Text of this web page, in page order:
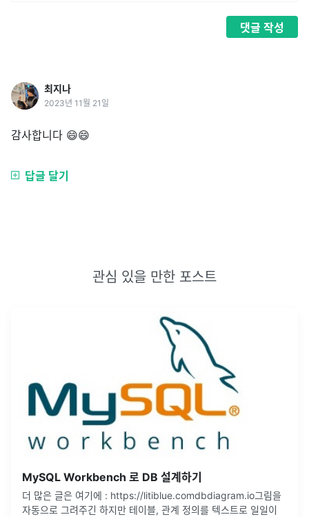
댓글 작성
최지나
2023년 11월 21일
감사합니다 😄😄
답글 달기
관심 있을 만한 포스트
MySQL Workbench 로 DB 설계하기
더 많은 글은 여기에 : https://litiblue.comdbdiagram.io그림을
자동으로 그려주긴 하지만 테이블, 관계 정의를 텍스트로 일일이